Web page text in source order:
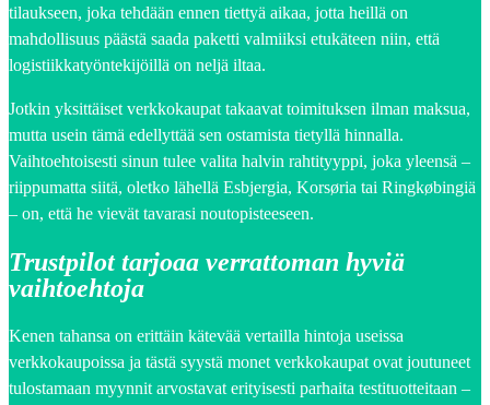
tilaukseen, joka tehdään ennen tiettyä aikaa, jotta heillä on
mahdollisuus päästä saada paketti valmiiksi etukäteen niin, että
logistiikkatyöntekijöillä on neljä iltaa.
Jotkin yksittäiset verkkokaupat takaavat toimituksen ilman maksua,
mutta usein tämä edellyttää sen ostamista tietyllä hinnalla.
Vaihtoehtoisesti sinun tulee valita halvin rahtityyppi, joka yleensä –
riippumatta siitä, oletko lähellä Esbjergia, Korsøria tai Ringkøbingiä
– on, että he vievät tavarasi noutopisteeseen.
Trustpilot tarjoaa verrattoman hyviä
vaihtoehtoja
Kenen tahansa on erittäin kätevää vertailla hintoja useissa
verkkokaupoissa ja tästä syystä monet verkkokaupat ovat joutuneet
tulostamaan myynnit arvostavat erityisesti parhaita testituotteitaan –